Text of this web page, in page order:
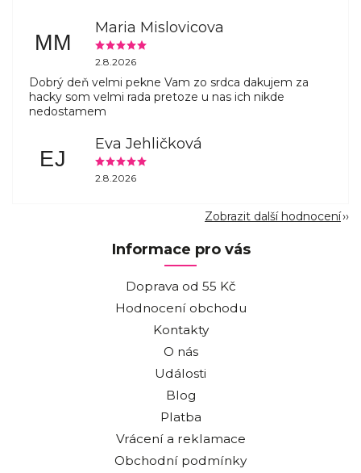
MM
Maria Mislovicova
2.8.2026
Dobrý deň velmi pekne Vam zo srdca dakujem za
hacky som velmi rada pretoze u nas ich nikde
nedostamem
EJ
Eva Jehličková
2.8.2026
Zobrazit další hodnocení
Informace pro vás
Doprava od 55 Kč
Hodnocení obchodu
Kontakty
O nás
Události
Blog
Platba
Vrácení a reklamace
Obchodní podmínky